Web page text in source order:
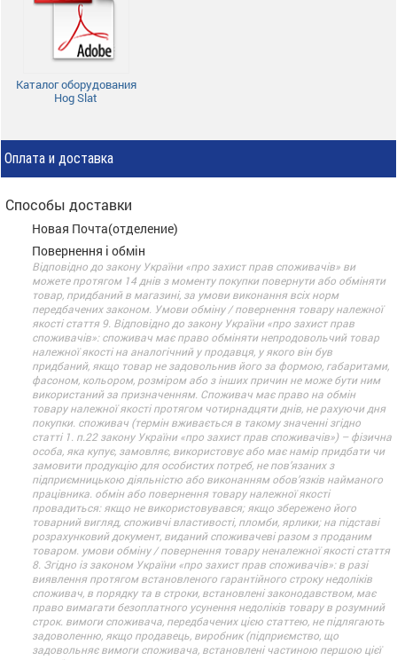
Каталог оборудования
Hog Slat
Оплата и доставка
Способы доставки
Новая Почта(отделение)
Повернення і обмін
Відповідно до закону України «про захист прав споживачів» ви
можете протягом 14 днів з моменту покупки повернути або обміняти
товар, придбаний в магазині, за умови виконання всіх норм
передбачених законом. Умови обміну / повернення товару належної
якості стаття 9. Відповідно до закону України «про захист прав
споживачів»: споживач має право обміняти непродовольчий товар
належної якості на аналогічний у продавця, у якого він був
придбаний, якщо товар не задовольнив його за формою, габаритами,
фасоном, кольором, розміром або з інших причин не може бути ним
використаний за призначенням. Споживач має право на обмін
товару належної якості протягом чотирнадцяти днів, не рахуючи дня
покупки. споживач (термін вживається в такому значенні згідно
статті 1. п.22 закону України «про захист прав споживачів») – фізична
особа, яка купує, замовляє, використовує або має намір придбати чи
замовити продукцію для особистих потреб, не пов’язаних з
підприємницькою діяльністю або виконанням обов’язків найманого
працівника. обмін або повернення товару належної якості
провадиться: якщо не використовувався; якщо збережено його
товарний вигляд, споживчі властивості, пломби, ярлики; на підставі
розрахунковий документ, виданий споживачеві разом з проданим
товаром. умови обміну / повернення товару неналежної якості стаття
8. Згідно із законом України «про захист прав споживачів»: в разі
виявлення протягом встановленого гарантійного строку недоліків
споживач, в порядку та в строки, встановлені законодавством, має
право вимагати безоплатного усунення недоліків товару в розумний
строк. вимоги споживача, передбачених цією статтею, не підлягають
задоволенню, якщо продавець, виробник (підприємство, що
задовольняє вимоги споживача, встановлені частиною першою цієї